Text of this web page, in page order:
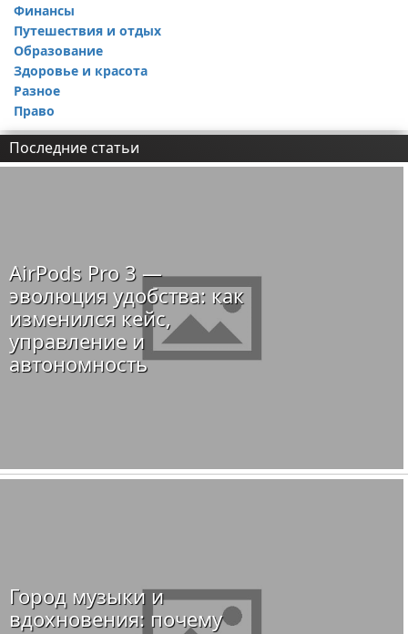
Финансы
Путешествия и отдых
Образование
Здоровье и красота
Разное
Право
Последние статьи
AirPods Pro 3 —
эволюция удобства: как
изменился кейс,
управление и
автономность
Город музыки и
вдохновения: почему